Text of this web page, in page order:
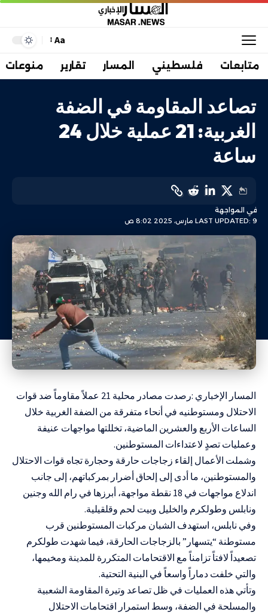
Aa
متابعات فلسطيني المسار تقارير منوعات
تصاعد المقاومة في الضفة
الغربية: 21 عملية خلال 24
ساعة
LAST UPDATED: 9 مارس، 2025 8:02 ص
في المواجهة
المسار الإخباري :رصدت مصادر محلية 21 عملاً مقاوماً ضد قوات
الاحتلال ومستوطنيه في أنحاء متفرقة من الضفة الغربية خلال
الساعات الأربع والعشرين الماضية، تخللتها مواجهات عنيفة
وعمليات تصدٍ لاعتداءات المستوطنين.
وشملت الأعمال إلقاء زجاجات حارقة وحجارة تجاه قوات الاحتلال
والمستوطنين، ما أدى إلى إلحاق أضرار بمركباتهم، إلى جانب
اندلاع مواجهات في 18 نقطة مواجهة، أبرزها في رام الله وجنين
ونابلس وطولكرم والخليل وبيت لحم وقلقيلية.
وفي نابلس، استهدف الشبان مركبات المستوطنين قرب
مستوطنة “يتسهار” بالزجاجات الحارقة، فيما شهدت طولكرم
تصعيداً لافتاً تزامناً مع الاقتحامات المتكررة للمدينة ومخيمها،
والتي خلفت دماراً واسعاً في البنية التحتية.
وتأتي هذه العمليات في ظل تصاعد وتيرة المقاومة الشعبية
والمسلحة في الضفة، وسط استمرار اقتحامات الاحتلال